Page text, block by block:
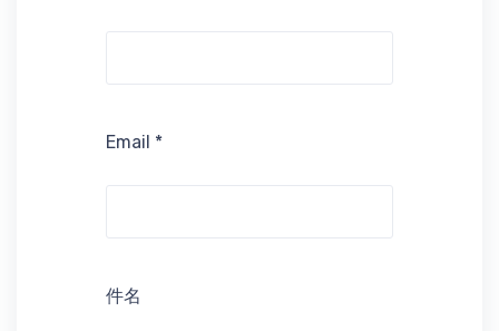
Email *
件名